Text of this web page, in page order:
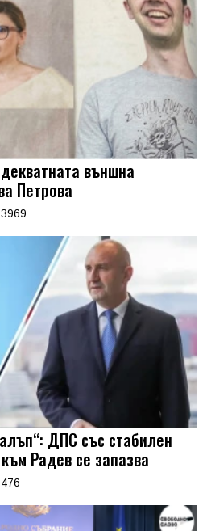
външна
Петрова
3969
ДПС със стабилен
Радев се запазва
476